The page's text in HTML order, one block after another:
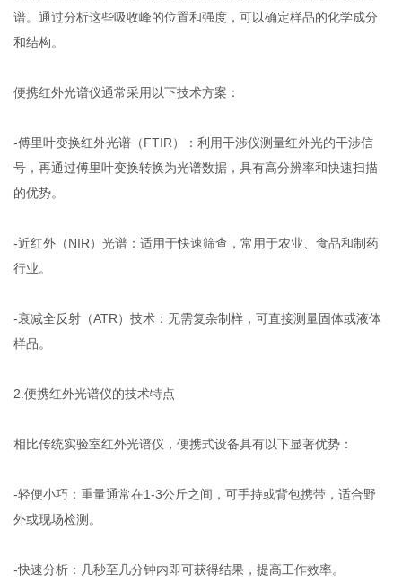
谱。通过分析这些吸收峰的位置和强度，可以确定样品的化学成分
和结构。
便携红外光谱仪通常采用以下技术方案：
-傅里叶变换红外光谱（FTIR）：利用干涉仪测量红外光的干涉信
号，再通过傅里叶变换转换为光谱数据，具有高分辨率和快速扫描
的优势。
-近红外（NIR）光谱：适用于快速筛查，常用于农业、食品和制药
行业。
-衰减全反射（ATR）技术：无需复杂制样，可直接测量固体或液体
样品。
2.便携红外光谱仪的技术特点
相比传统实验室红外光谱仪，便携式设备具有以下显著优势：
-轻便小巧：重量通常在1-3公斤之间，可手持或背包携带，适合野
外或现场检测。
-快速分析：几秒至几分钟内即可获得结果，提高工作效率。